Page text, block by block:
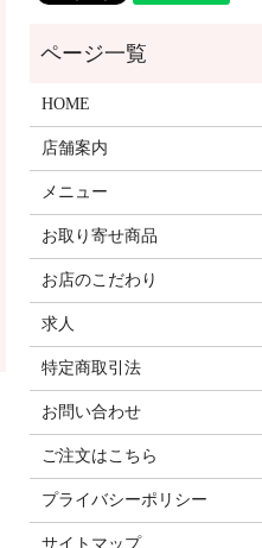
HOME
店舗案内
メニュー
お取り寄せ商品
お店のこだわり
求人
特定商取引法
お問い合わせ
ご注文はこちら
プライバシーポリシー
サイトマップ